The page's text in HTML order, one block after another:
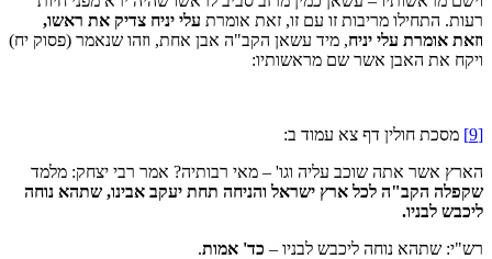
רעות. התחילו מריבות זו עם זו, זאת אומרת עלי יניח צדיק את ראשו,
וזאת אומרת עלי יניח, מיד עשאן הקב"ה אבן אחת, וזהו שנאמר (פסוק יח)
ויקח את האבן אשר שם מראשותיו:
[9]
מסכת חולין דף צא עמוד ב:
הארץ אשר אתה שוכב עליה וגו' – מאי רבותיה? אמר רבי יצחק: מלמד
שקפלה הקב"ה לכל ארץ ישראל והניחה תחת יעקב אבינו, שתהא נוחה
ליכבש לבניו.
רש"י: שתהא נוחה ליכבש לבניו – כד' אמות.